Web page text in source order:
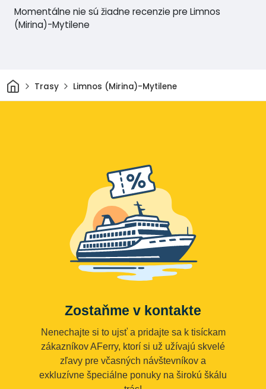
Momentálne nie sú žiadne recenzie pre Limnos
(Mirina)-Mytilene
Domov
Trasy Limnos (Mirina)-Mytilene
Zostaňme v kontakte
Nenechajte si to ujsť a pridajte sa k tisíckam
zákazníkov AFerry, ktorí si už užívajú skvelé
zľavy pre včasných návštevníkov a
exkluzívne špeciálne ponuky na širokú škálu